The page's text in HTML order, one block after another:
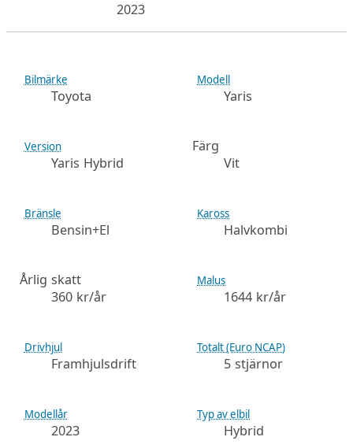
2023
Bilmärke
Toyota
Modell
Yaris
Version
Yaris Hybrid
Färg
Vit
Bränsle
Bensin+El
Kaross
Halvkombi
Årlig skatt
360 kr/år
Malus
1644 kr/år
Drivhjul
Framhjulsdrift
Totalt (Euro NCAP)
5 stjärnor
Modellår
2023
Typ av elbil
Hybrid